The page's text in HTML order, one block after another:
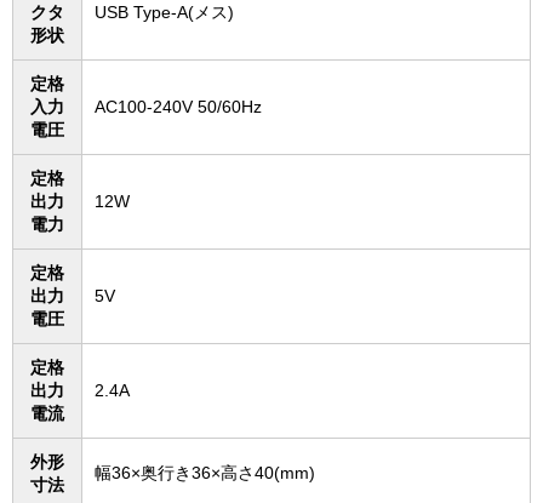
クタ
形状
USB Type-A(メス)
定格
入力
電圧
AC100-240V 50/60Hz
定格
出力
電力
12W
定格
出力
電圧
5V
定格
出力
電流
2.4A
外形
寸法
幅36×奥行き36×高さ40(mm)